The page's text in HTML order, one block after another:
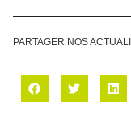
PARTAGER NOS